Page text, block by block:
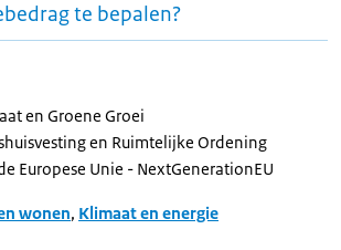
te bepalen?
en Groene Groei
en Ruimtelijke Ordening
Europese Unie - NextGenerationEU
wonen, Klimaat en energie